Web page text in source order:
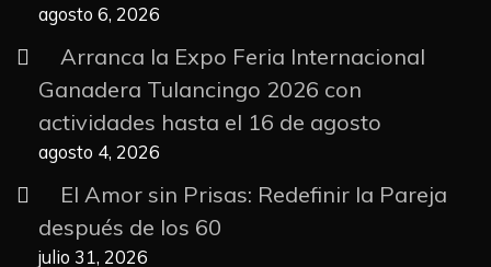
agosto 6, 2026
Arranca la Expo Feria Internacional
Ganadera Tulancingo 2026 con
actividades hasta el 16 de agosto
agosto 4, 2026
El Amor sin Prisas: Redefinir la Pareja
después de los 60
julio 31, 2026